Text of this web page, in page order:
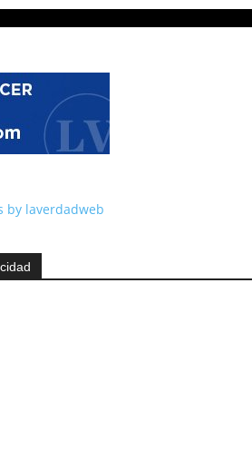
by laverdadweb